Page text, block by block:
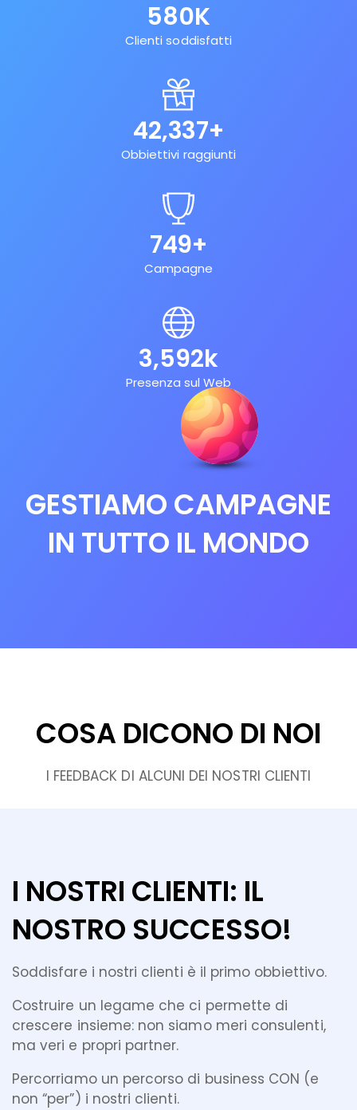
Clienti soddisfatti
580K
Obbiettivi raggiunti
42,337+
Campagne
749+
Presenza sul Web
3,592k
GESTIAMO CAMPAGNE
IN TUTTO IL MONDO
COSA DICONO DI NOI
I FEEDBACK DI ALCUNI DEI NOSTRI CLIENTI
I NOSTRI CLIENTI: IL
NOSTRO SUCCESSO!
Soddisfare i nostri clienti è il primo obbiettivo.
Costruire un legame che ci permette di
crescere insieme: non siamo meri consulenti,
ma veri e propri partner.
Percorriamo un percorso di business CON (e
non “per”) i nostri clienti.